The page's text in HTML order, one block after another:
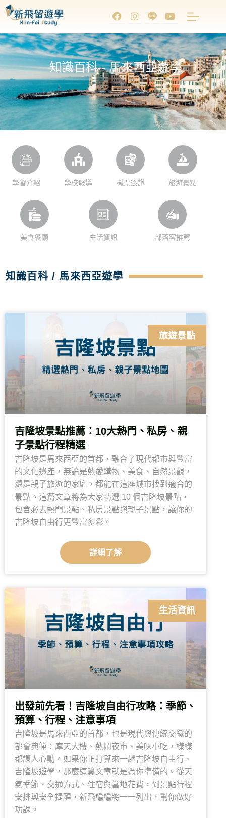
知識百科 - 馬來西亞遊學
學習介紹 學校報導 機票簽證 旅遊景點
美食餐廳 生活資訊 部落客推薦
知識百科 / 馬來西亞遊學
旅遊景點
吉隆坡景點推薦：10大熱門、私房、親
子景點行程精選
吉隆坡是馬來西亞的首都，融合了現代都市與豐富
的文化遺產，無論是熱愛購物、美食、自然景觀，
還是親子旅遊的家庭，都能在這座城市找到適合的
景點。這篇文章將為大家精選 10 個吉隆坡景點，
包含必去熱門景點、私房景點與親子景點，讓你的
吉隆坡自由行更豐富多彩。
詳細了解
生活資訊
出發前先看！吉隆坡自由行攻略：季節、
預算、行程、注意事項
吉隆坡是馬來西亞的首都，也是現代與傳統交織的
都會典範：摩天大樓、熱鬧夜市、美味小吃，樣樣
都讓人心動。如果你正打算來一趟吉隆坡自由行、
吉隆坡遊學，那麼這篇文章就是為你準備的。從天
氣季節、交通方式、住宿與當地花費，到景點行程
安排與安全提醒，新飛編編將一一列出，幫你做好
功課。